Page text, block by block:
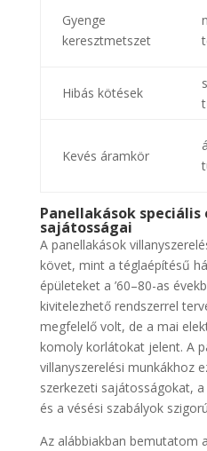
Gyenge
keresztmetszet
Hibás kötések
Kevés áramkör
Panellakások
sajátosságai
A panellakások
követ, mint a téglaépítésű
épületeket a ’60–80-as
kivitelezhető rendszerrel
megfelelő volt, de a mai
komoly korlátokat jelent. A
villanyszerelési munkákhoz
szerkezeti sajátosságokat,
és a vésési szabályok
Az alábbiakban bemutatom